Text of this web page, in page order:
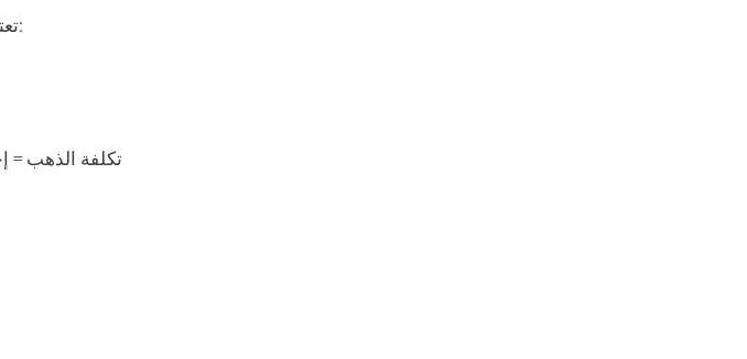
للوحدات التي يتم دمجها:
تكلفة الذهب =